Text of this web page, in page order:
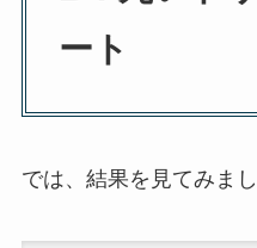
ート
では、結果を見てみまし